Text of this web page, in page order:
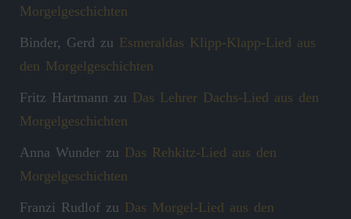
Morgelgeschichten
Binder, Gerd zu Esmeraldas Klipp‑Klapp‑Lied aus
den Morgelgeschichten
Fritz Hartmann zu Das Lehrer Dachs-Lied aus den
Morgelgeschichten
Anna Wunder zu Das Rehkitz-Lied aus den
Morgelgeschichten
Franzi Rudlof zu Das Morgel-Lied aus den